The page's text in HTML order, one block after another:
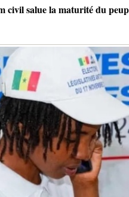
salue la maturité du